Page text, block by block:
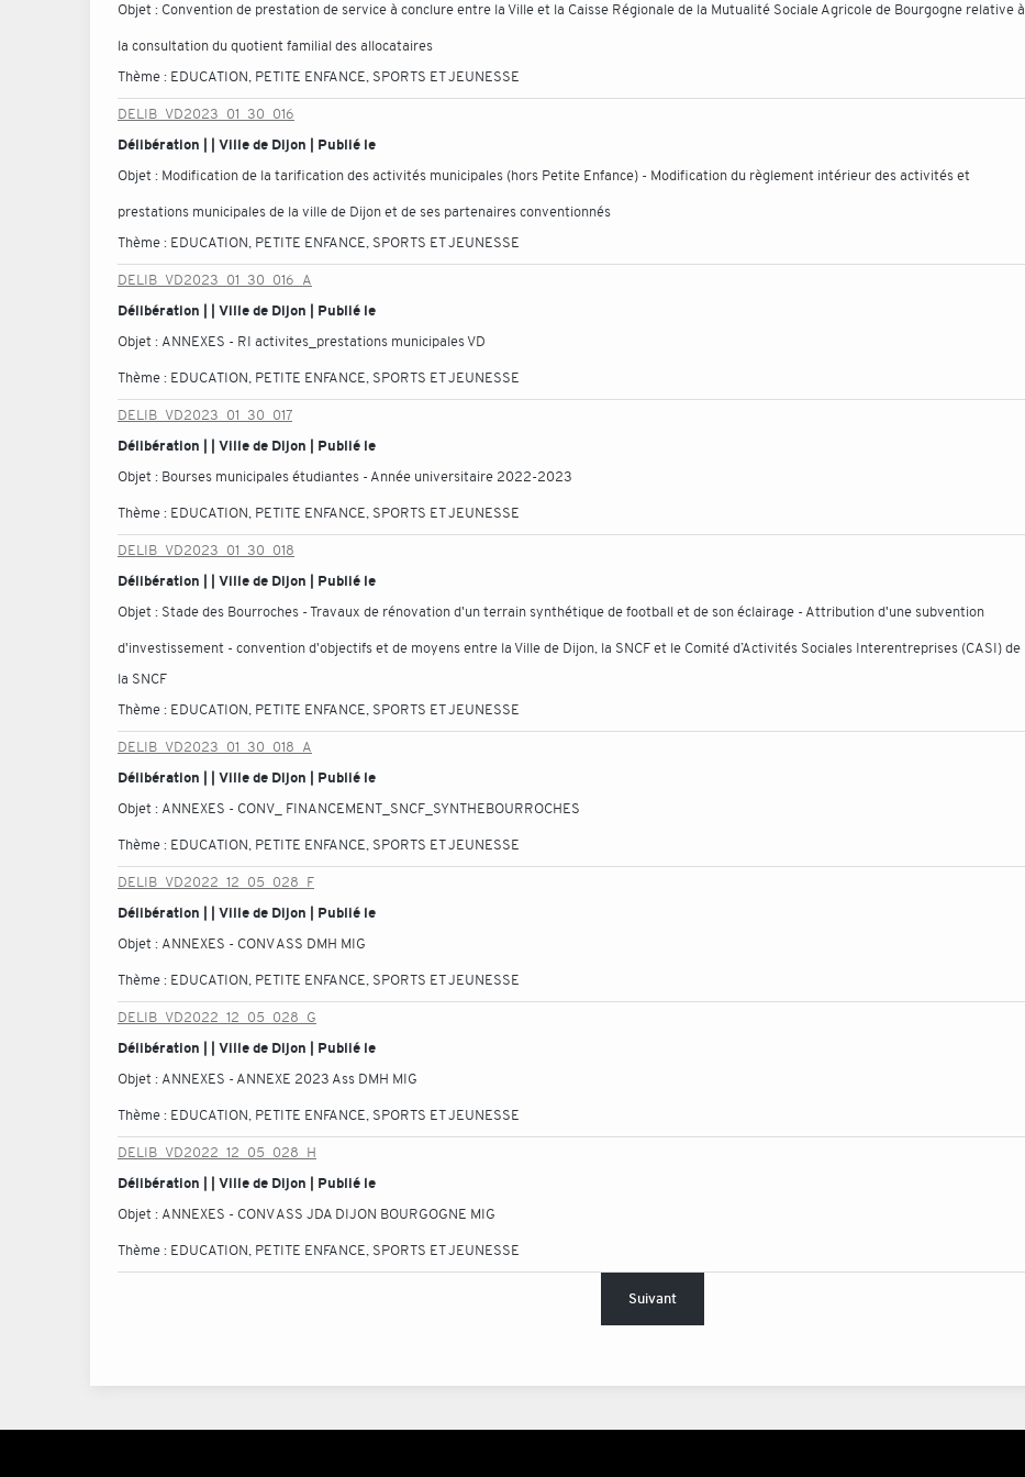
Objet : Convention de prestation de service à conclure entre la Ville et la Caisse Régionale de la Mutualité Sociale Agricole de Bourgogne relative à
la consultation du quotient familial des allocataires
Thème : EDUCATION, PETITE ENFANCE, SPORTS ET JEUNESSE
DELIB_VD2023_01_30_016
Délibération | | Ville de Dijon | Publié le
Objet : Modification de la tarification des activités municipales (hors Petite Enfance) - Modification du règlement intérieur des activités et
prestations municipales de la ville de Dijon et de ses partenaires conventionnés
Thème : EDUCATION, PETITE ENFANCE, SPORTS ET JEUNESSE
DELIB_VD2023_01_30_016_A
Délibération | | Ville de Dijon | Publié le
Objet : ANNEXES - RI activites_prestations municipales VD
Thème : EDUCATION, PETITE ENFANCE, SPORTS ET JEUNESSE
DELIB_VD2023_01_30_017
Délibération | | Ville de Dijon | Publié le
Objet : Bourses municipales étudiantes - Année universitaire 2022-2023
Thème : EDUCATION, PETITE ENFANCE, SPORTS ET JEUNESSE
DELIB_VD2023_01_30_018
Délibération | | Ville de Dijon | Publié le
Objet : Stade des Bourroches - Travaux de rénovation d'un terrain synthétique de football et de son éclairage - Attribution d'une subvention
d'investissement - convention d'objectifs et de moyens entre la Ville de Dijon, la SNCF et le Comité d’Activités Sociales Interentreprises (CASI) de
la SNCF
Thème : EDUCATION, PETITE ENFANCE, SPORTS ET JEUNESSE
DELIB_VD2023_01_30_018_A
Délibération | | Ville de Dijon | Publié le
Objet : ANNEXES - CONV_ FINANCEMENT_SNCF_SYNTHEBOURROCHES
Thème : EDUCATION, PETITE ENFANCE, SPORTS ET JEUNESSE
DELIB_VD2022_12_05_028_F
Délibération | | Ville de Dijon | Publié le
Objet : ANNEXES - CONV ASS DMH MIG
Thème : EDUCATION, PETITE ENFANCE, SPORTS ET JEUNESSE
DELIB_VD2022_12_05_028_G
Délibération | | Ville de Dijon | Publié le
Objet : ANNEXES - ANNEXE 2023 Ass DMH MIG
Thème : EDUCATION, PETITE ENFANCE, SPORTS ET JEUNESSE
DELIB_VD2022_12_05_028_H
Délibération | | Ville de Dijon | Publié le
Objet : ANNEXES - CONV ASS JDA DIJON BOURGOGNE MIG
Thème : EDUCATION, PETITE ENFANCE, SPORTS ET JEUNESSE
Suivant